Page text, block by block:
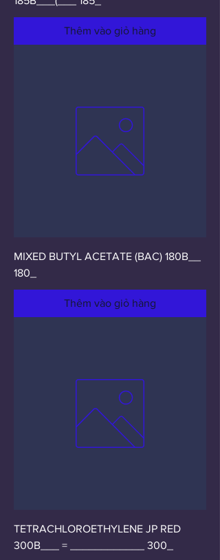
Thêm vào giỏ hàng
MIXED BUTYL ACETATE (BAC) 180B__
180_
Thêm vào giỏ hàng
TETRACHLOROETHYLENE JP RED
300B___ = ____________ 300_